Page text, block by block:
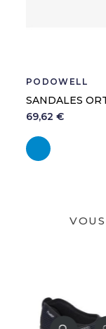
PODOWELL
SANDALES
69,62 €
Bleu